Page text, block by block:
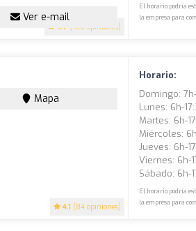
4.7 (106 opiniones)
Ver e-mail
El horario podría
la empresa para
4.1 (84 opiniones)
Mapa
Horario:
Domingo:
Lunes: 6h-
Martes: 6h-
Miércoles:
Jueves: 6h-
Viernes: 6h-
Sábado: 6h-
El horario podría
la empresa para